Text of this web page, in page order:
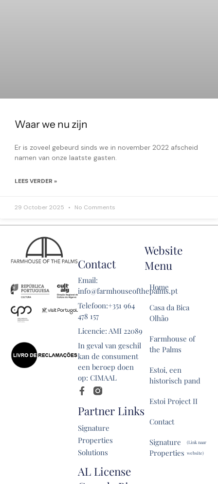
Waar we nu zijn
Er is zoveel gebeurd sinds we in november 2022 afscheid
namen van onze laatste gasten.
LEES VERDER »
29 October 2025 No Comments
Contact
Email:
info@farmhouseofthepalms.pt
Telefoon:+351 964
478 157
Licencie: AMI 22089
In geval van geschil
kan de consument
een beroep doen
op: CIMAAL
Partner Links
Signature
Properties
Solutions
AL License
Website
Menu
Home
Casa da Bica
Olhão
Farmhouse of
the Palms
Estoi, een
historisch pand
Estoi Project II
Contact
Signature
Properties
(Link naar
website)